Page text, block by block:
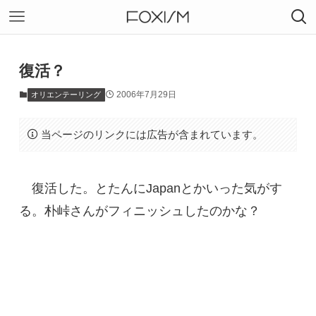
復活？
オリエンテーリング 2006年7月29日
当ページのリンクには広告が含まれています。
復活した。とたんにJapanとかいった気がす
る。朴峠さんがフィニッシュしたのかな？